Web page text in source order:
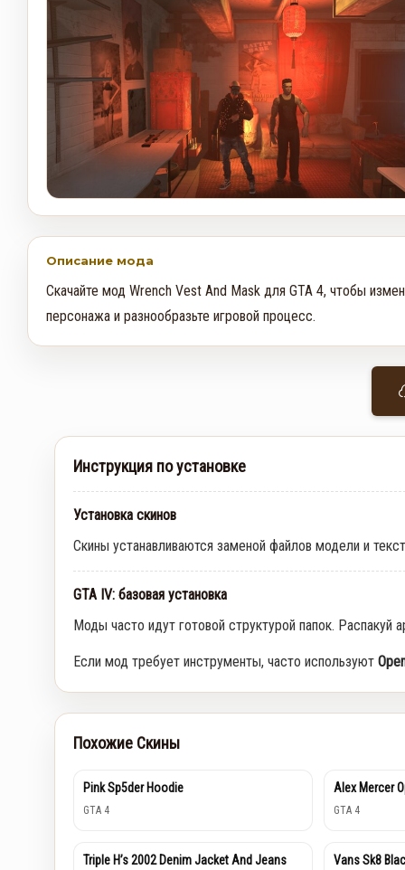
Описание мода
Скачайте мод Wrench Vest And Mask для GTA 4, чтобы
персонажа и разнообразьте игровой процесс.
Инструкция по установке
Установка скинов
Скины устанавливаются заменой файлов модели и
GTA IV: базовая установка
Моды часто идут готовой структурой папок. Распакуй
Если мод требует инструменты, часто используют
Похожие Скины
Pink Sp5der Hoodie
GTA 4
Alex Mercer
GTA 4
Triple H’s 2002 Denim Jacket And Jeans Vans Sk8